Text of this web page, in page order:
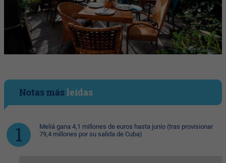
Notas másleídas
Meliá gana 4,1 millones de euros hasta junio (tras provisionar
79,4 millones por su salida de Cuba)